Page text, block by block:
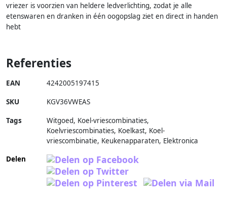
vriezer is voorzien van heldere ledverlichting, zodat je alle
etenswaren en dranken in één oogopslag ziet en direct in handen
hebt
Referenties
EAN 4242005197415
SKU KGV36VWEAS
Tags
Witgoed, Koel-vriescombinaties,
Koelvriescombinaties, Koelkast, Koel-
vriescombinatie, Keukenapparaten, Elektronica
Delen